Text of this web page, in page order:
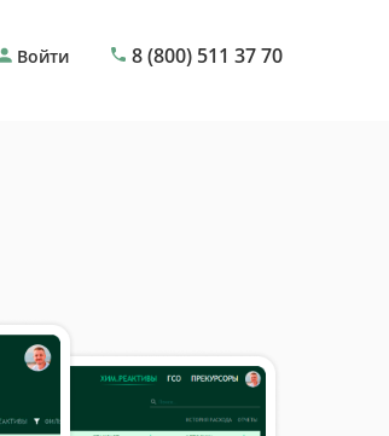
Войти 8 (800) 511 37 70